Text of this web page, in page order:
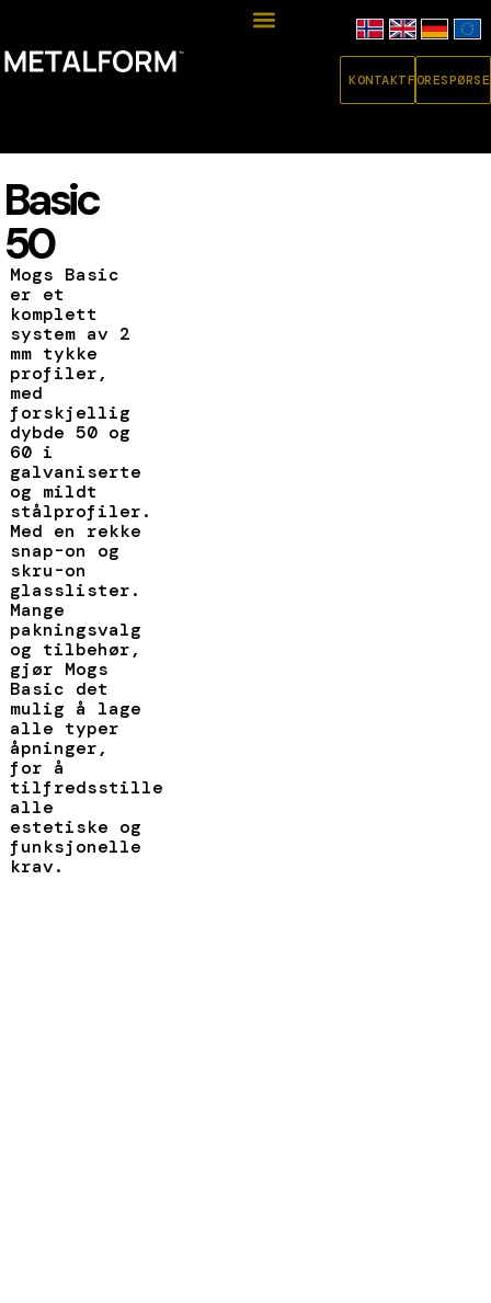
KONTAKT
Basic
50
Mogs Basic
er et
komplett
system av 2
mm tykke
profiler,
med
forskjellig
dybde 50 og
60 i
galvaniserte
og mildt
stålprofiler.
Med en rekke
snap-on og
skru-on
glasslister.
Mange
pakningsvalg
og tilbehør,
gjør Mogs
Basic det
mulig å lage
alle typer
åpninger,
for å
tilfredsstille
alle
estetiske og
funksjonelle
krav.